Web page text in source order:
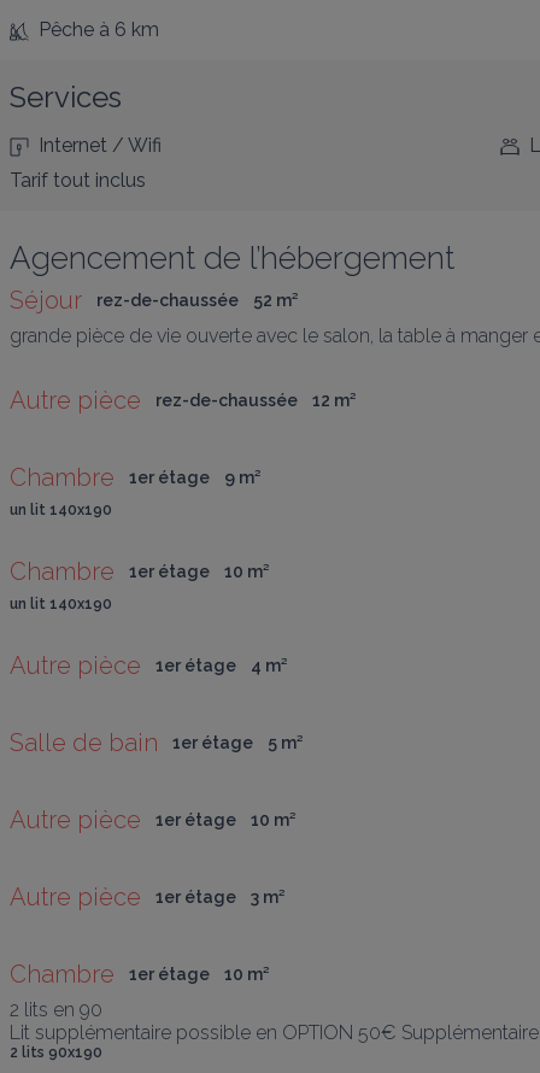
Pêche à 6 km
Services
Internet / Wifi
Tarif tout inclus
Agencement de l’hébergement
Séjour rez-de-chaussée 52 m²
grande pièce de vie ouverte avec le salon, la table à manger
Autre pièce rez-de-chaussée 12 m²
Chambre 1er étage 9 m²
un lit 140x190
Chambre 1er étage 10 m²
un lit 140x190
Autre pièce 1er étage 4 m²
Salle de bain 1er étage 5 m²
Autre pièce 1er étage 10 m²
Autre pièce 1er étage 3 m²
Chambre 1er étage 10 m²
2 lits en 90
Lit supplémentaire possible en OPTION 50€ Supplémentaire
2 lits 90x190